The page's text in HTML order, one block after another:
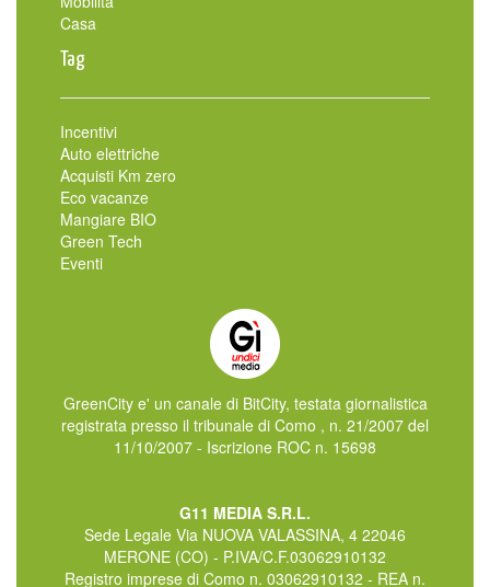
Casa
Tag
Incentivi
Auto elettriche
Acquisti Km zero
Eco vacanze
Mangiare BIO
Green Tech
Eventi
GreenCity e' un canale di BitCity, testata giornalistica
registrata presso il tribunale di Como , n. 21/2007 del
11/10/2007 - Iscrizione ROC n. 15698
G11 MEDIA S.R.L.
Sede Legale Via NUOVA VALASSINA, 4 22046
MERONE (CO) - P.IVA/C.F.03062910132
Registro imprese di Como n. 03062910132 - REA n.